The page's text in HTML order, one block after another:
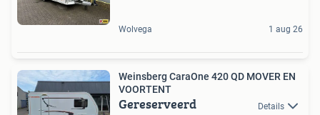
Wolvega 1 aug 26
Weinsberg CaraOne 420 QD MOVER EN
VOORTENT
Gereserveerd Details